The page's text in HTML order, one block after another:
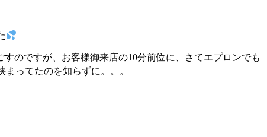
のですが、お客様御来店の10分前位に、さてエプロンでも
ってたのを知らずに。。。